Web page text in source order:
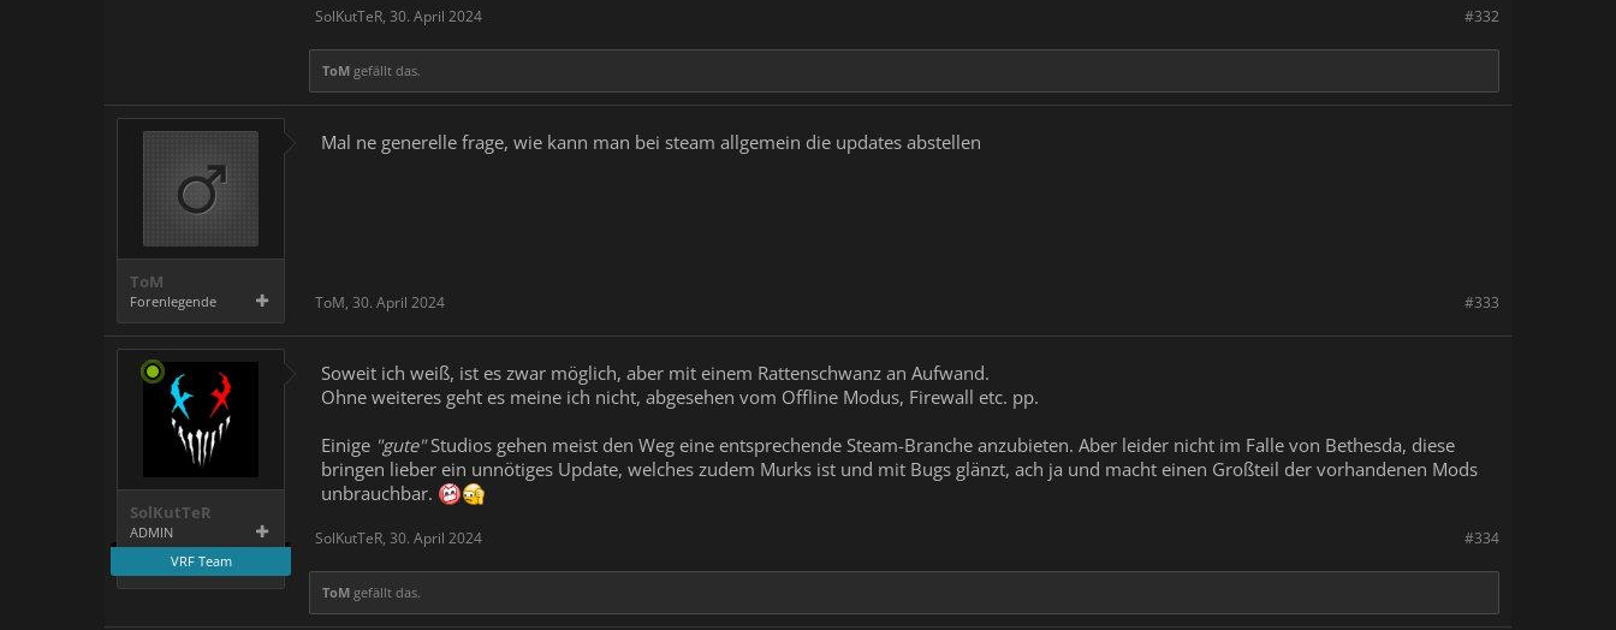
#332
SolKutTeR, 30. April 2024
ToM gefällt das.
ToM
Forenlegende
Mal ne generelle frage, wie kann man bei steam allgemein die updates abstellen
#333
ToM, 30. April 2024
SolKutTeR
ADMIN
VRF Team
Soweit ich weiß, ist es zwar möglich, aber mit einem Rattenschwanz an Aufwand.
Ohne weiteres geht es meine ich nicht, abgesehen vom Offline Modus, Firewall etc. pp.
Einige "gute"Studios gehen meist den Weg eine entsprechende Steam-Branche anzubieten. Aber leider nicht im Falle von Bethesda, diese
bringen lieber ein unnötiges Update, welches zudem Murks ist und mit Bugs glänzt, ach ja und macht einen Großteil der vorhandenen Mods
unbrauchbar.
#334
SolKutTeR, 30. April 2024
ToM gefällt das.